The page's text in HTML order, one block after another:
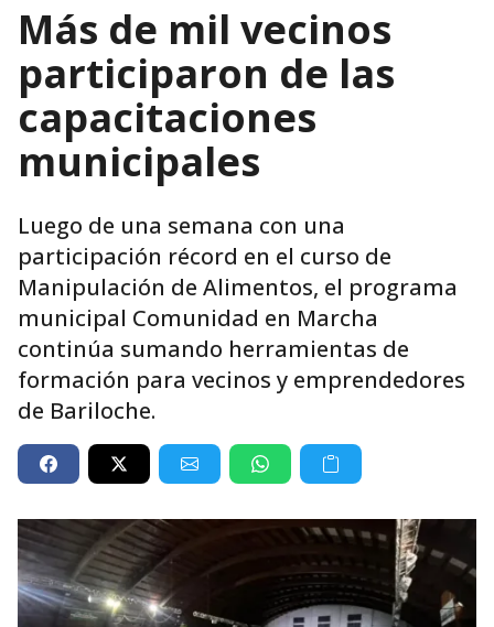
Más de mil vecinos
participaron de las
capacitaciones
municipales
Luego de una semana con una
participación récord en el curso de
Manipulación de Alimentos, el programa
municipal Comunidad en Marcha
continúa sumando herramientas de
formación para vecinos y emprendedores
de Bariloche.